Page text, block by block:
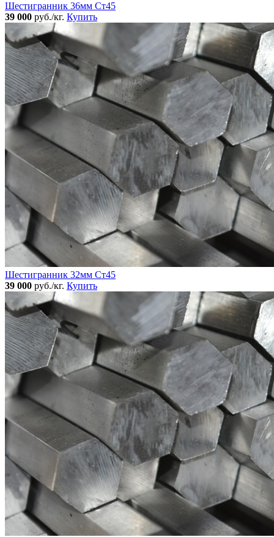
Шестигранник 36мм Ст45
39 000 руб./кг. Купить
Шестигранник 32мм Ст45
39 000 руб./кг. Купить